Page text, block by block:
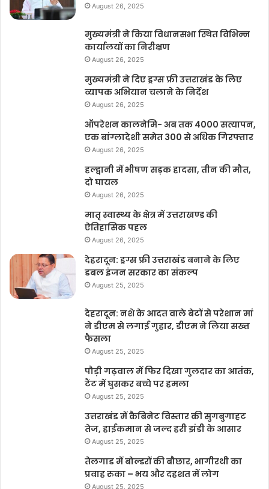
August 26, 2025
मुख्यमंत्री ने किया विधानसभा स्थित विभिन्न
कार्यालयों का निरीक्षण
August 26, 2025
मुख्यमंत्री ने दिए ड्रग्स फ्री उत्तराखंड के लिए
व्यापक अभियान चलाने के निर्देश
August 26, 2025
ऑपरेशन कालनेमि- अब तक 4000 सत्यापन,
एक बांग्लादेशी समेत 300 से अधिक गिरफ्तार
August 26, 2025
हल्द्वानी में भीषण सड़क हादसा, तीन की मौत,
दो घायल
August 26, 2025
मातृ स्वास्थ्य के क्षेत्र में उत्तराखण्ड की
ऐतिहासिक पहल
August 26, 2025
देहरादून: ड्रग्स फ्री उत्तराखंड बनाने के लिए
डबल इंजन सरकार का संकल्प
August 25, 2025
देहरादून: नशे के आदत वाले बेटों से परेशान मां
ने डीएम से लगाई गुहार, डीएम ने लिया सख्त
फैसला
August 25, 2025
पौड़ी गढ़वाल में फिर दिखा गुलदार का आतंक,
टैंट में घुसकर बच्चे पर हमला
August 25, 2025
उत्तराखंड में कैबिनेट विस्तार की सुगबुगाहट
तेज, हाईकमान से जल्द हरी झंडी के आसार
August 25, 2025
तेलगाड में बोल्डरों की बौछार, भागीरथी का
प्रवाह रुका – भय और दहशत में लोग
August 25, 2025